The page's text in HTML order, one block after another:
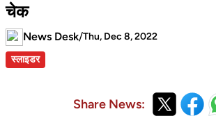
चेक
News Desk/Thu, Dec 8, 2022
स्लाइडर
Share News: